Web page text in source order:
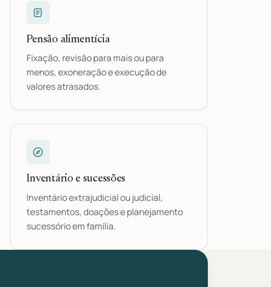
Pensão alimentícia
Fixação, revisão para mais ou para
menos, exoneração e execução de
valores atrasados.
Inventário e sucessões
Inventário extrajudicial ou judicial,
testamentos, doações e planejamento
sucessório em família.